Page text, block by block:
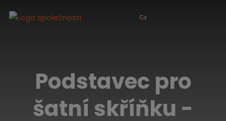
Cz
Podstavec pro
šatní skříňku -